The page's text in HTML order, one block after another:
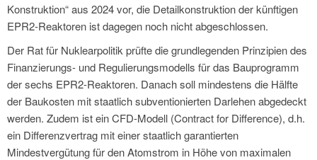
Konstruktion“ aus 2024 vor, die Detailkonstruktion der künftigen
EPR2-Reaktoren ist dagegen noch nicht abgeschlossen.
Der Rat für Nuklearpolitik prüfte die grundlegenden Prinzipien des
Finanzierungs- und Regulierungsmodells für das Bauprogramm
der sechs EPR2-Reaktoren. Danach soll mindestens die Hälfte
der Baukosten mit staatlich subventionierten Darlehen abgedeckt
werden. Zudem ist ein CFD-Modell (Contract for Difference), d.h.
ein Differenzvertrag mit einer staatlich garantierten
Mindestvergütung für den Atomstrom in Höhe von maximalen